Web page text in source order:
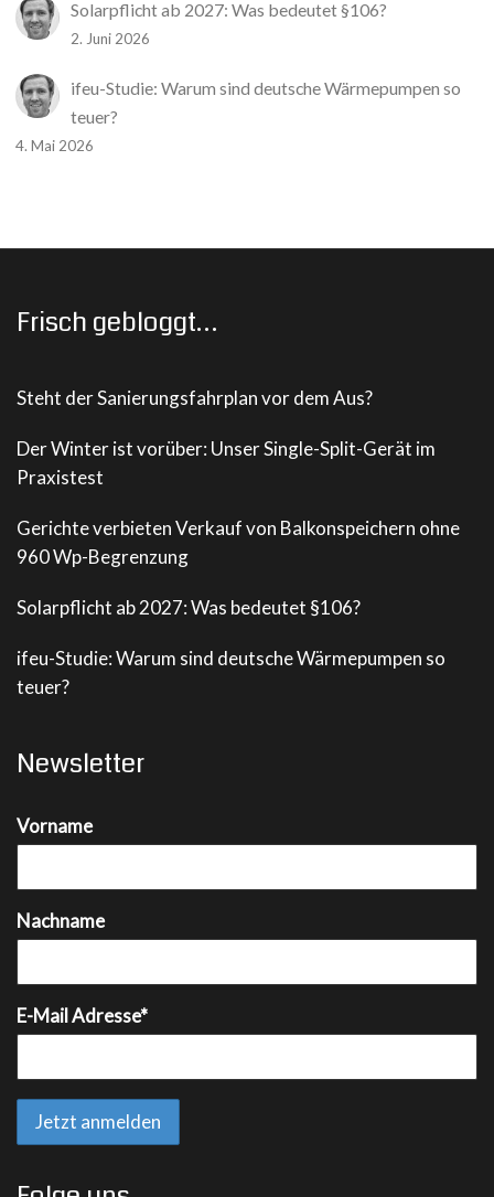
Solarpflicht ab 2027: Was bedeutet §106?
2. Juni 2026
ifeu-Studie: Warum sind deutsche Wärmepumpen so
teuer?
4. Mai 2026
Frisch gebloggt…
Steht der Sanierungsfahrplan vor dem Aus?
Der Winter ist vorüber: Unser Single-Split-Gerät im
Praxistest
Gerichte verbieten Verkauf von Balkonspeichern ohne
960 Wp-Begrenzung
Solarpflicht ab 2027: Was bedeutet §106?
ifeu-Studie: Warum sind deutsche Wärmepumpen so
teuer?
Newsletter
Vorname
Nachname
E-Mail Adresse*